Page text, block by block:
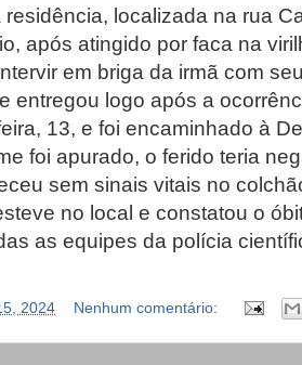
residência, localizada na rua
após atingido por faca na
em briga da irmã com
entregou logo após a
13, e foi encaminhado à
foi apurado, o ferido teria
sem sinais vitais no
no local e constatou o
as equipes da polícia
2024 Nenhum comentário: